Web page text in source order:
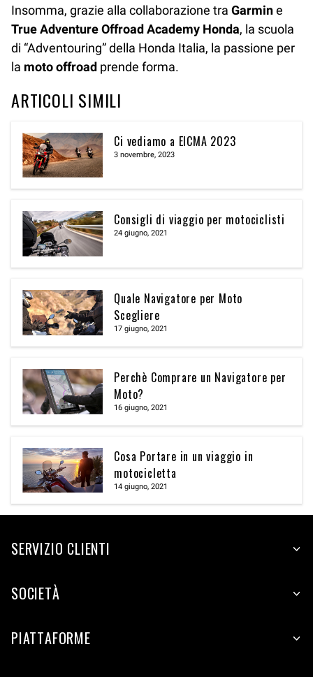
Insomma, grazie alla collaborazione tra Garmine
True Adventure Offroad Academy Honda, la scuola
di “Adventouring” della Honda Italia, la passione per
la moto offroad prende forma.
ARTICOLI SIMILI
Ci vediamo a EICMA 2023
3 novembre, 2023
Consigli di viaggio per motociclisti
24 giugno, 2021
Quale Navigatore per Moto
Scegliere
17 giugno, 2021
Perchè Comprare un Navigatore per
Moto?
16 giugno, 2021
Cosa Portare in un viaggio in
motocicletta
14 giugno, 2021
SERVIZIO CLIENTI
SOCIETÀ
PIATTAFORME